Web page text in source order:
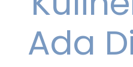
Ada